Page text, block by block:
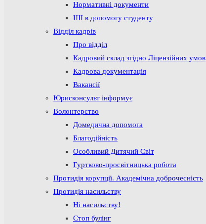
Нормативні документи
ШІ в допомогу студенту
Відділ кадрів
Про відділ
Кадровий склад згідно Ліцензійних умов
Кадрова документація
Вакансії
Юрисконсульт інформує
Волонтерство
Домедична допомога
Благодійність
Особливий Дитячий Світ
Гуртково-просвітницька робота
Протидія корупції. Академічна доброчесність
Протидія насильству
Ні насильству!
Стоп булінг